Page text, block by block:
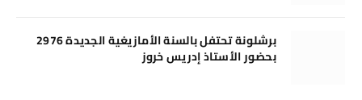
برشلونة تحتفل بالسنة الأمازيغية الجديدة 2976
بحضور الأستاذ إدريس خروز